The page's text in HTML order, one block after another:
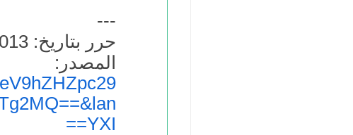
---
حرر بتاريخ: 17.05.2013
=YXI=